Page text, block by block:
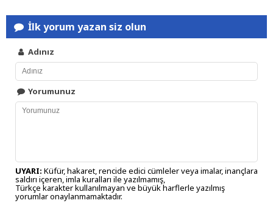
İlk yorum yazan siz olun
Adınız
Yorumunuz
UYARI: Küfür, hakaret, rencide edici cümleler veya imalar, inançlara
saldırı içeren, imla kuralları ile yazılmamış,
Türkçe karakter kullanılmayan ve büyük harflerle yazılmış
yorumlar onaylanmamaktadır.